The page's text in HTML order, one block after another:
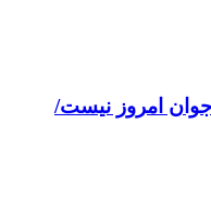
امروز نیست/